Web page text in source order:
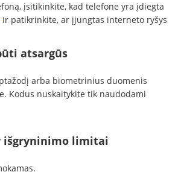
įsitikinkite, kad telefone yra įdiegta
Ir patikrinkite, ar įjungtas interneto ryšys
atsargūs
arba biometrinius duomenis
Kodus nuskaitykite tik naudodami
išgryninimo limitai